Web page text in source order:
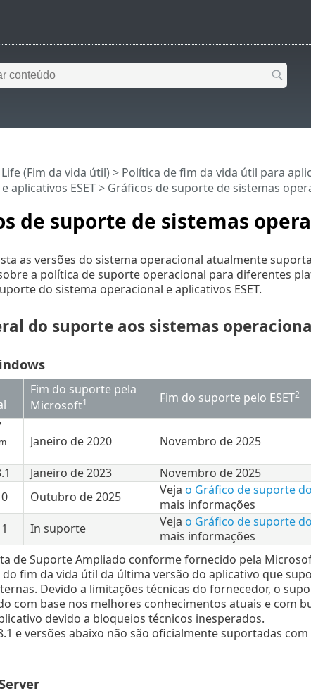
de suporte de sistemas
Life (Fim da vida útil) > Política de fim da vida útil para
aplicativos ESET> Gráficos de suporte de sistemas
as versões do sistema operacional atualmente
a política de suporte operacional para diferentes
do sistema operacional e aplicativos ESET.
do suporte aos sistemas
Fim do suporte pela
Microsoft1 Fim do suporte pelo ESET2
Janeiro de 2020 Novembro de 2025
Janeiro de 2023 Novembro de 2025
Outubro de 2025 Veja o Gráfico de suporte
mais informações
In suporte Veja o Gráfico de suporte
mais informações
de Suporte Ampliado conforme fornecido pela
fim da vida útil da última versão do aplicativo que
Devido a limitações técnicas do fornecedor, o
com base nos melhores conhecimentos atuais e com
devido a bloqueios técnicos inesperados.
e versões abaixo não são oficialmente suportadas